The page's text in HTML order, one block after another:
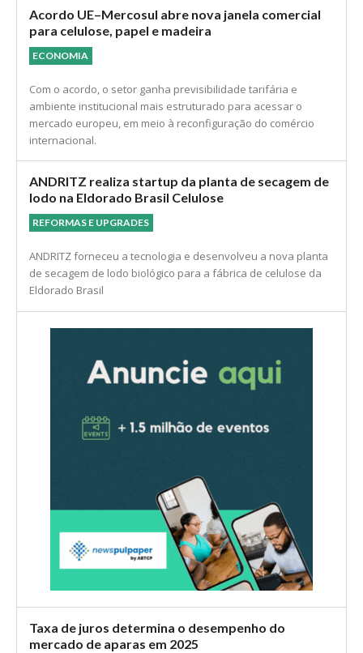
Acordo UE–Mercosul abre nova janela comercial
para celulose, papel e madeira
ECONOMIA
Com o acordo, o setor ganha previsibilidade tarifária e
ambiente institucional mais estruturado para acessar o
mercado europeu, em meio à reconfiguração do comércio
internacional.
ANDRITZ realiza startup da planta de secagem de
lodo na Eldorado Brasil Celulose
REFORMAS E UPGRADES
ANDRITZ forneceu a tecnologia e desenvolveu a nova planta
de secagem de lodo biológico para a fábrica de celulose da
Eldorado Brasil
Taxa de juros determina o desempenho do
mercado de aparas em 2025